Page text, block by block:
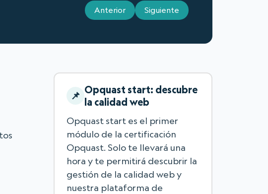
Anterior Siguiente
Opquast start: descubre
la calidad web
Opquast start es el primer
módulo de la certificación
Opquast. Solo te llevará una
hora y te permitirá descubrir la
gestión de la calidad web y
nuestra plataforma de